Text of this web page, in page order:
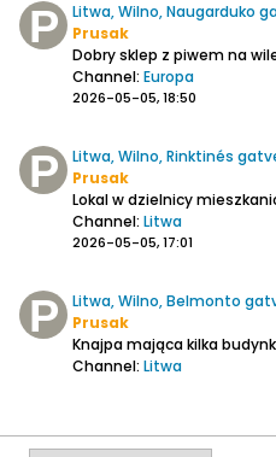
Litwa, Wilno, Naugarduko
Prusak
Channel: Europa
2026-05-05, 18:50
Litwa, Wilno, Rinktinés
Prusak
Channel: Litwa
2026-05-05, 17:01
Litwa, Wilno, Belmonto
Prusak
Channel: Litwa